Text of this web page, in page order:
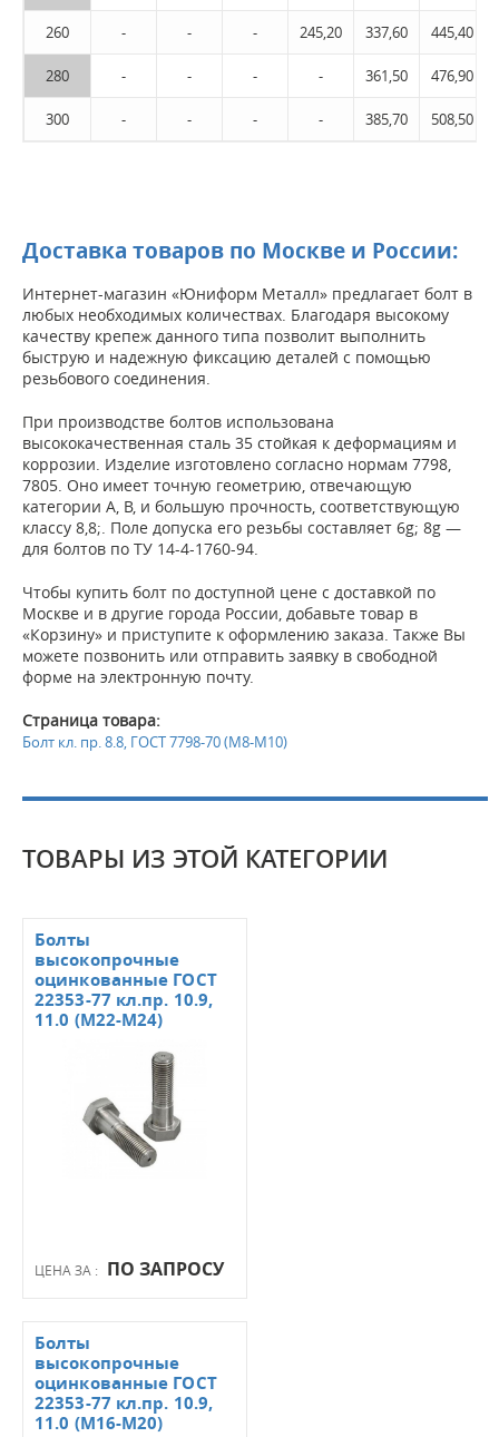
260 - - - 245,20 337,60 445,40
280 - - - - 361,50 476,90
300 - - - - 385,70 508,50
Доставка товаров по Москве и России:
Интернет-магазин «Юниформ Металл» предлагает болт в
любых необходимых количествах. Благодаря высокому
качеству крепеж данного типа позволит выполнить
быструю и надежную фиксацию деталей с помощью
резьбового соединения.
При производстве болтов использована
высококачественная сталь 35 стойкая к деформациям и
коррозии. Изделие изготовлено согласно нормам 7798,
7805. Оно имеет точную геометрию, отвечающую
категории А, В, и большую прочность, соответствующую
классу 8,8;. Поле допуска его резьбы составляет 6g; 8g —
для болтов по ТУ 14-4-1760-94.
Чтобы купить болт по доступной цене с доставкой по
Москве и в другие города России, добавьте товар в
«Корзину» и приступите к оформлению заказа. Также Вы
можете позвонить или отправить заявку в свободной
форме на электронную почту.
Страница товара:
Болт кл. пр. 8.8, ГОСТ 7798-70 (М8-М10)
ТОВАРЫ ИЗ ЭТОЙ КАТЕГОРИИ
ЦЕНА ЗА : ПО ЗАПРОСУ
Болты
высокопрочные
оцинкованные ГОСТ
22353-77 кл.пр. 10.9,
11.0 (М22-М24)
Болты
высокопрочные
оцинкованные ГОСТ
22353-77 кл.пр. 10.9,
11.0 (М16-М20)